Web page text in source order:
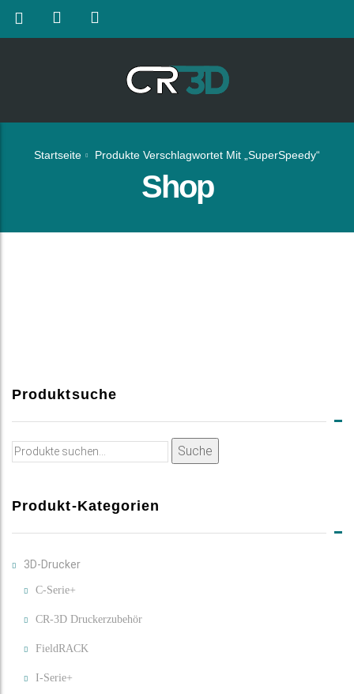
Startseite Produkte Verschlagwortet Mit „SuperSpeedy“
Shop
Produktsuche
Suche
Suche
Produkt-Kategorien
3D-Drucker
C-Serie+
CR-3D Druckerzubehör
FieldRACK
I-Serie+